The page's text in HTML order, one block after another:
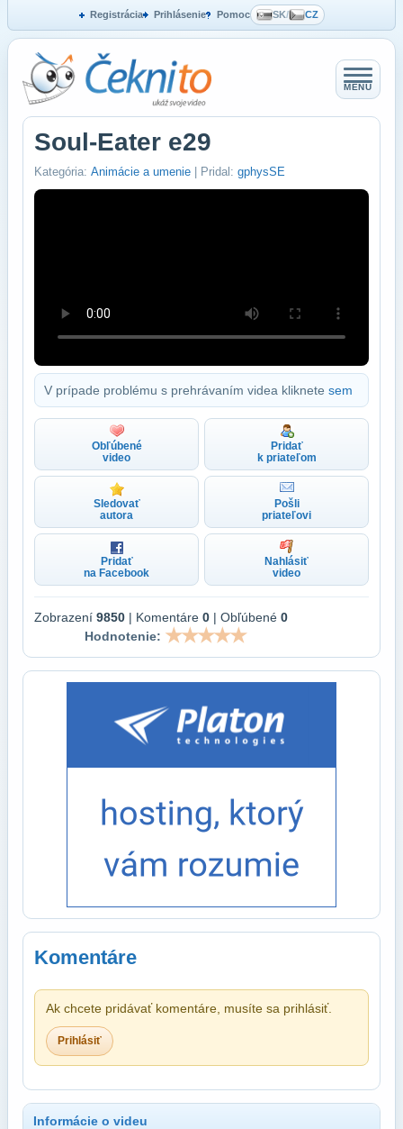
Registrácia Prihlásenie Pomoc SK/ CZ
MENU
Soul-Eater e29
Kategória: Animácie a umenie | Pridal: gphysSE
V prípade problému s prehrávaním videa kliknete sem
Obľúbené
video
Pridať
k priateľom
Sledovať
autora
Pošli
priateľovi
Pridať
na Facebook
Nahlásiť
video
Zobrazení 9850 | Komentáre 0 | Obľúbené 0
Hodnotenie:
Komentáre
Ak chcete pridávať komentáre, musíte sa prihlásiť.
Prihlásiť
Informácie o videu